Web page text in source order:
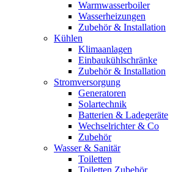
Warmwasserboiler
Wasserheizungen
Zubehör & Installation
Kühlen
Klimaanlagen
Einbaukühlschränke
Zubehör & Installation
Stromversorgung
Generatoren
Solartechnik
Batterien & Ladegeräte
Wechselrichter & Co
Zubehör
Wasser & Sanitär
Toiletten
Toiletten Zubehör